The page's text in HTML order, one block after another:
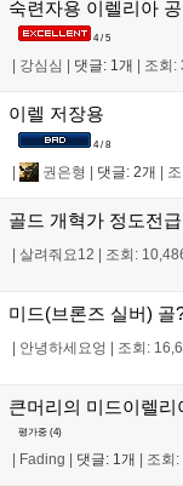
숙련자용 이렐리아
4 / 5
강심심 댓글: 1개 조회:
이렐 저장용
4 / 8
| 권은형 | 댓글: 2개 |
골드 개혁가 정도전
| 살려줘요12 | 조회:
미드(브론즈 실버) 골
| 안녕하세요엉 | 조회:
큰머리의 미드이렐
평가중 (4)
| Fading | 댓글: 1개 | 조회